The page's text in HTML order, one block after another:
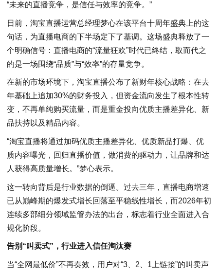
“未来的直播竞争，是信任与效率的竞争。”
日前，淘宝直播运营总经理梦心在该平台十周年盛典上的这
句话，为直播电商的下半场定下了基调。这场盛典释放了一
个明确信号：直播电商的“流量狂欢”时代已终结，取而代之
的是一场围绕“品质”与“效率”的存量竞争。
在新的市场环境下，淘宝直播公布了新财年核心战略：在去
年基础上追加30%的财务投入，但资金流向发生了根本性转
变，不再单纯购买流量，而是重金投向优质主播差异化、新
品扶持以及精品内容。
“淘宝直播将通过加码优质主播差异化、优质新品打爆、优
质内容曝光，回归直播价值，做消费的驱动力，让品牌和达
人获得高质量增长。”梦心表示。
这一转向背后是行业数据的倒逼。过去三年，直播电商增速
已从巅峰期的爆发式增长回落至平稳线性增长，而2026年初
连续多部细分领域监管办法的出台，标志着行业全面进入合
规化阶段。
告别“叫卖式”，行业进入信任淘汰赛
当“全网最低价”不再奏效，用户对“3、2、1上链接”的叫卖声